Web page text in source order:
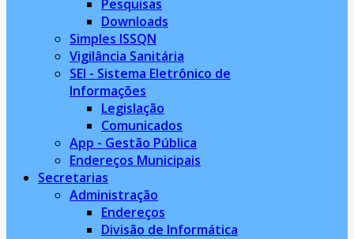
Pesquisas
Downloads
Simples ISSQN
Vigilância Sanitária
SEI - Sistema Eletrônico de
Informações
Legislação
Comunicados
App - Gestão Pública
Endereços Municipais
Secretarias
Administração
Endereços
Divisão de Informática